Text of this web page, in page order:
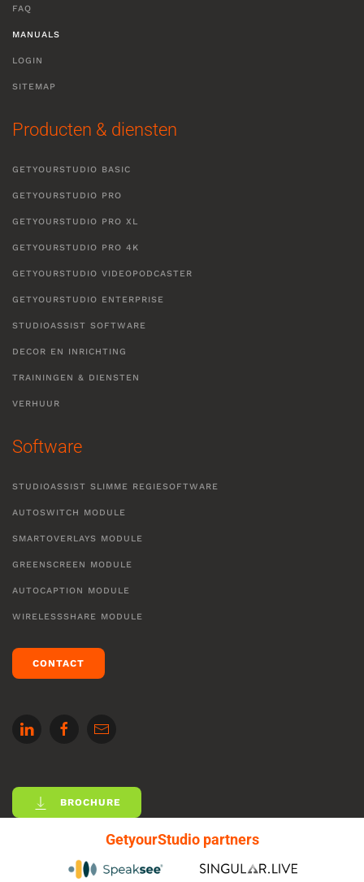
FAQ
MANUALS
LOGIN
SITEMAP
Producten & diensten
GETYOURSTUDIO BASIC
GETYOURSTUDIO PRO
GETYOURSTUDIO PRO XL
GETYOURSTUDIO PRO 4K
GETYOURSTUDIO VIDEOPODCASTER
GETYOURSTUDIO ENTERPRISE
STUDIOASSIST SOFTWARE
DECOR EN INRICHTING
TRAININGEN & DIENSTEN
VERHUUR
Software
STUDIOASSIST SLIMME REGIESOFTWARE
AUTOSWITCH MODULE
SMARTOVERLAYS MODULE
GREENSCREEN MODULE
AUTOCAPTION MODULE
WIRELESSSHARE MODULE
CONTACT
BROCHURE
GetyourStudio partners